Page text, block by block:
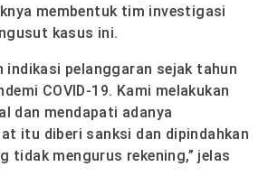
membentuk tim investigasi
kasus ini.
indikasi pelanggaran sejak tahun
COVID-19. Kami melakukan
dan mendapati adanya
itu diberi sanksi dan dipindahkan
tidak mengurus rekening,” jelas